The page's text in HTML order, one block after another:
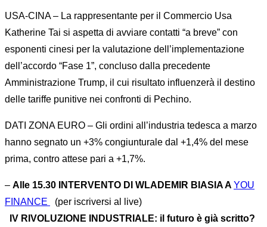
USA-CINA – La rappresentante per il Commercio Usa
Katherine Tai si aspetta di avviare contatti “a breve” con
esponenti cinesi per la valutazione dell’implementazione
dell’accordo “Fase 1”, concluso dalla precedente
Amministrazione Trump, il cui risultato influenzerà il destino
delle tariffe punitive nei confronti di Pechino.
DATI ZONA EURO – Gli ordini all’industria tedesca a marzo
hanno segnato un +3% congiunturale dal +1,4% del mese
prima, contro attese pari a +1,7%.
– Alle 15.30 INTERVENTO DI WLADEMIR BIASIA A YOU
FINANCE
(per iscriversi al live)
IV RIVOLUZIONE INDUSTRIALE: il futuro è già scritto?